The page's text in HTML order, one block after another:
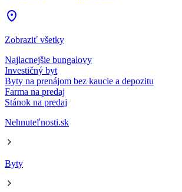
Zobraziť všetky
Najlacnejšie bungalovy
Investičný byt
Byty na prenájom bez kaucie a depozitu
Farma na predaj
Stánok na predaj
Nehnuteľnosti.sk
Byty